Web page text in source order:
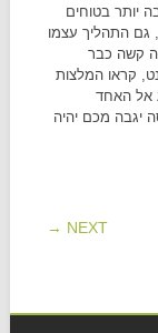
יותר בטוחים
גם התהליך עצמו
קשה כבר
קראו המלצות
אל האחד
יגבה מכם יהיה
NEXT →